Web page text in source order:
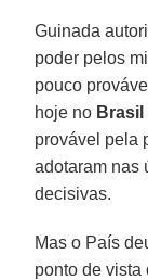
Guinada
poder pelos
pouco
hoje no Brasil
provável pela
adotaram nas
decisivas.
Mas o País
ponto de vista